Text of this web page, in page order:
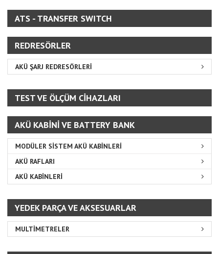
ATS - TRANSFER SWITCH
REDRESÖRLER
AKÜ ŞARJ REDRESÖRLERİ
TEST VE ÖLÇÜM CİHAZLARI
AKÜ KABİNİ VE BATTERY BANK
MODÜLER SİSTEM AKÜ KABİNLERİ
AKÜ RAFLARI
AKÜ KABİNLERİ
YEDEK PARÇA VE AKSESUARLAR
MULTİMETRELER